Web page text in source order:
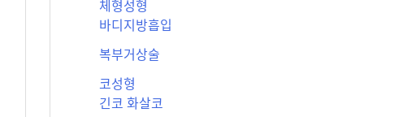
체형성형
바디지방흡입
복부거상술
코성형
긴코 화살코